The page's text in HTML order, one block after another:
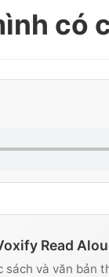
có
Read
sách và văn bản